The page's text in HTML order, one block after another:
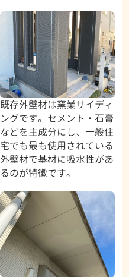
既存外壁材は窯業サイディ
ングです。セメント・石膏
などを主成分にし、一般住
宅でも最も使用されている
外壁材で基材に吸水性があ
るのが特徴です。